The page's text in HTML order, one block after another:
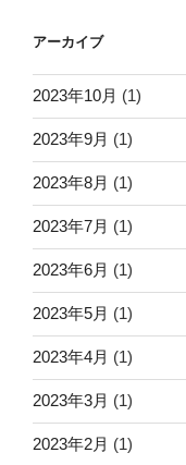
アーカイブ
2023年10月 (1)
2023年9月 (1)
2023年8月 (1)
2023年7月 (1)
2023年6月 (1)
2023年5月 (1)
2023年4月 (1)
2023年3月 (1)
2023年2月 (1)